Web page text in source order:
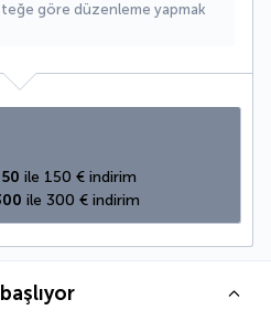
göre düzenleme yapmak
ile 150 € indirim
ile 300 € indirim